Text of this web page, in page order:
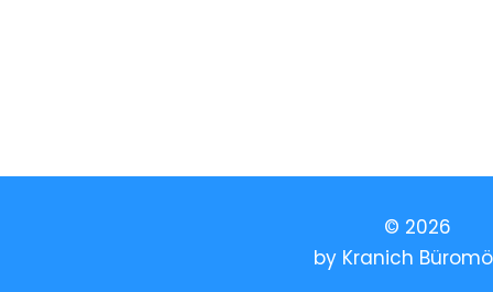
© 2026
by Kranich